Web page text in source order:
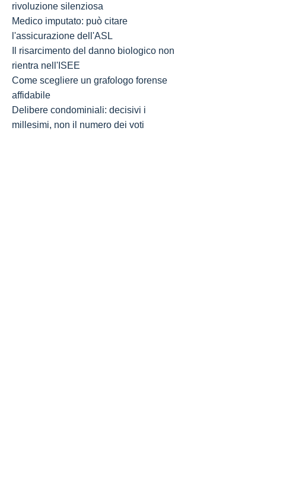
rivoluzione silenziosa
Medico imputato: può citare
l'assicurazione dell'ASL
Il risarcimento del danno biologico non
rientra nell'ISEE
Come scegliere un grafologo forense
affidabile
Delibere condominiali: decisivi i
millesimi, non il numero dei voti